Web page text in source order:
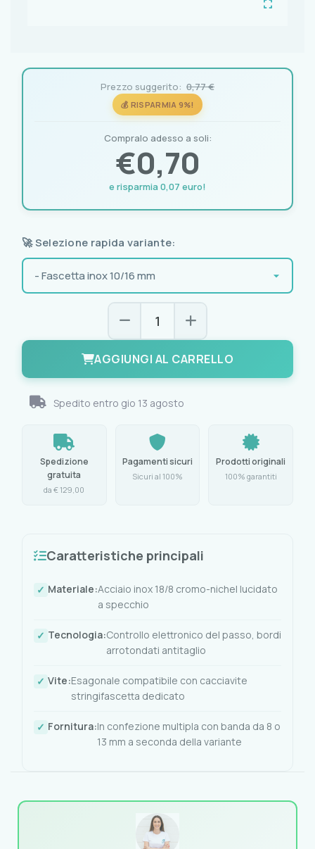
Prezzo suggerito: 0,77 €
💰 RISPARMIA 9%!
Compralo adesso a soli:
€0,70
e risparmia 0,07 euro!
🚀 Selezione rapida variante:
AGGIUNGI AL CARRELLO
Spedito entro gio 13 agosto
Spedizione
gratuita
da € 129,00
Pagamenti sicuri
Sicuri al 100%
Prodotti originali
100% garantiti
Caratteristiche principali
Materiale:Acciaio inox 18/8 cromo-nichel lucidato
a specchio
Tecnologia:Controllo elettronico del passo, bordi
arrotondati antitaglio
Vite:Esagonale compatibile con cacciavite
stringifascetta dedicato
Fornitura:In confezione multipla con banda da 8 o
13 mm a seconda della variante